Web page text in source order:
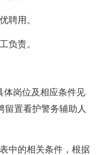
聘用。
负责。
体岗位及相应条件见
留置看护警务辅助人
中的相关条件，根据